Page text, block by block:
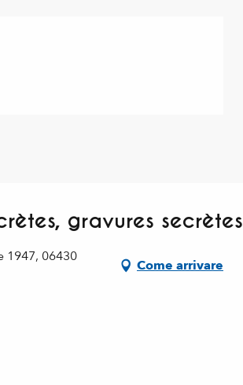
gravures secrètes
1947, 06430
Come arrivare